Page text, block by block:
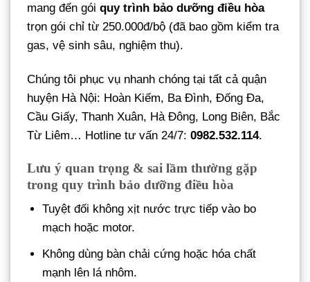
mang đến gói quy trình bảo dưỡng điều hòa
trọn gói chỉ từ 250.000đ/bộ (đã bao gồm kiểm tra
gas, vệ sinh sâu, nghiệm thu).
Chúng tôi phục vụ nhanh chóng tại tất cả quận
huyện Hà Nội: Hoàn Kiếm, Ba Đình, Đống Đa,
Cầu Giấy, Thanh Xuân, Hà Đông, Long Biên, Bắc
Từ Liêm… Hotline tư vấn 24/7: 0982.532.114.
Lưu ý quan trọng & sai lầm thường gặp
trong quy trình bảo dưỡng điều hòa
Tuyệt đối không xịt nước trực tiếp vào bo
mạch hoặc motor.
Không dùng bàn chải cứng hoặc hóa chất
mạnh lên lá nhôm.